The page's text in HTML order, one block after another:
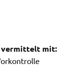
vermittelt mit: